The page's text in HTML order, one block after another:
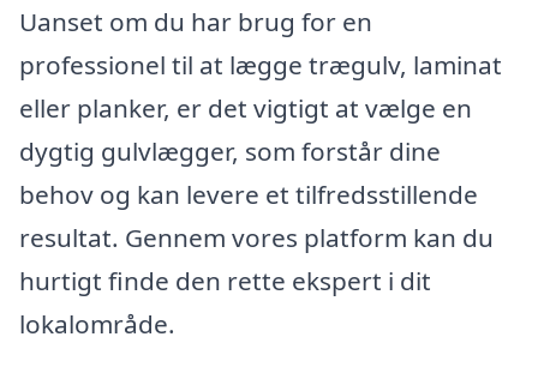
Uanset om du har brug for en
professionel til at lægge trægulv, laminat
eller planker, er det vigtigt at vælge en
dygtig gulvlægger, som forstår dine
behov og kan levere et tilfredsstillende
resultat. Gennem vores platform kan du
hurtigt finde den rette ekspert i dit
lokalområde.